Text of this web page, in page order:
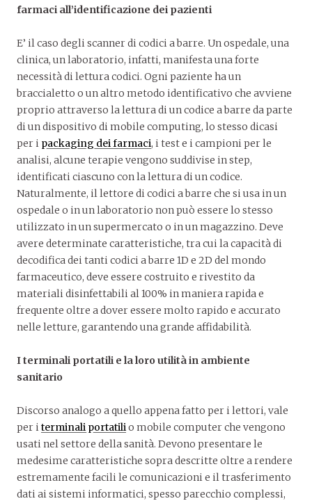
farmaci all’identificazione dei pazienti
E’ il caso degli scanner di codici a barre. Un ospedale, una
clinica, un laboratorio, infatti, manifesta una forte
necessità di lettura codici. Ogni paziente ha un
braccialetto o un altro metodo identificativo che avviene
proprio attraverso la lettura di un codice a barre da parte
di un dispositivo di mobile computing, lo stesso dicasi
per i packaging dei farmaci, i test e i campioni per le
analisi, alcune terapie vengono suddivise in step,
identificati ciascuno con la lettura di un codice.
Naturalmente, il lettore di codici a barre che si usa in un
ospedale o in un laboratorio non può essere lo stesso
utilizzato in un supermercato o in un magazzino. Deve
avere determinate caratteristiche, tra cui la capacità di
decodifica dei tanti codici a barre 1D e 2D del mondo
farmaceutico, deve essere costruito e rivestito da
materiali disinfettabili al 100% in maniera rapida e
frequente oltre a dover essere molto rapido e accurato
nelle letture, garantendo una grande affidabilità.
I terminali portatili e la loro utilità in ambiente
sanitario
Discorso analogo a quello appena fatto per i lettori, vale
per iterminali portatilio mobile computer che vengono
usati nel settore della sanità. Devono presentare le
medesime caratteristiche sopra descritte oltre a rendere
estremamente facili le comunicazioni e il trasferimento
dati ai sistemi informatici, spesso parecchio complessi,